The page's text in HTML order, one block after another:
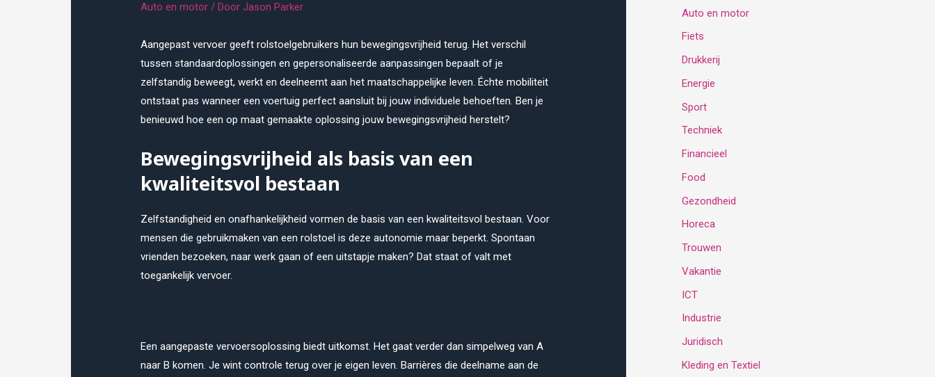
Auto en motor / DoorJason Parker
Aangepast vervoer geeft rolstoelgebruikers hun bewegingsvrijheid terug. Het verschil
tussen standaardoplossingen en gepersonaliseerde aanpassingen bepaalt of je
zelfstandig beweegt, werkt en deelneemt aan het maatschappelijke leven. Échte mobiliteit
ontstaat pas wanneer een voertuig perfect aansluit bij jouw individuele behoeften. Ben je
benieuwd hoe een op maat gemaakte oplossing jouw bewegingsvrijheid herstelt?
Bewegingsvrijheid als basis van een
kwaliteitsvol bestaan
Zelfstandigheid en onafhankelijkheid vormen de basis van een kwaliteitsvol bestaan. Voor
mensen die gebruikmaken van een rolstoel is deze autonomie maar beperkt. Spontaan
vrienden bezoeken, naar werk gaan of een uitstapje maken? Dat staat of valt met
toegankelijk vervoer.
Een aangepaste vervoersoplossing biedt uitkomst. Het gaat verder dan simpelweg van A
naar B komen. Je wint controle terug over je eigen leven. Barrières die deelname aan de
Auto en motor
Fiets
Drukkerij
Energie
Sport
Techniek
Financieel
Food
Gezondheid
Horeca
Trouwen
Vakantie
ICT
Industrie
Juridisch
Kleding en Textiel